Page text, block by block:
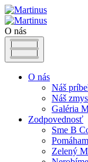
O nás
O nás
Náš
Náš
Galéria
Zodpovednosť
Sme B
Zelený